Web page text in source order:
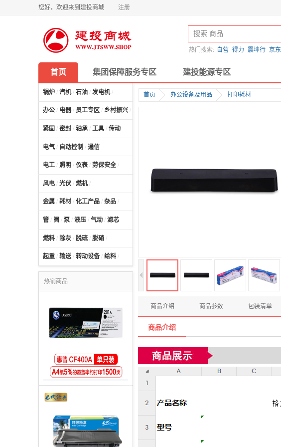
您好，欢迎来到建投商城 注册
热门搜索: 自营 得力 震坤行 京东
首页 集团保障服务专区 建投能源专区
锅炉 / 汽机/ 石油 / 发电机/
办公 / 电器 / 员工专区 / 乡村振兴 /
紧固 / 密封 / 轴承 / 工具 / 传动
电气 / 自动控制 / 通信
电工 / 照明 / 仪表 / 劳保安全 /
风电 / 光伏 / 燃机/
金属 / 耗材 / 化工产品 / 杂品 /
管 / 阀 / 泵 / 液压 / 气动 / 滤芯
燃料 / 除灰 / 脱硫 / 脱硝 /
起重 / 输送/ 转动设备 / 给料 /
热销商品
首页 办公设备及用品 打印耗材
商品介绍 商品参数 包装清单
商品介绍